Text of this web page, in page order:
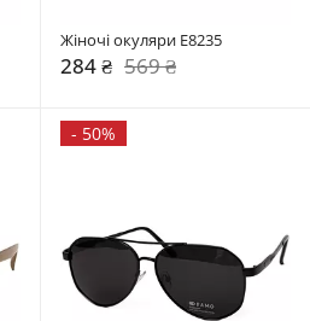
Жіночі окуляри E8235
284 ₴ 569 ₴
- 50%